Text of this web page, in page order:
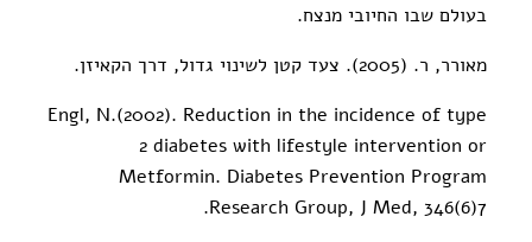
בעולם שבו החיובי מנצח.
מאורר, ר. (2005). צעד קטן לשינוי גדול, דרך הקאיזן.
Engl, N.(2002). Reduction in the incidence of type
2 diabetes with lifestyle intervention or
Metformin. Diabetes Prevention Program
Research Group, J Med, 346(6)7.